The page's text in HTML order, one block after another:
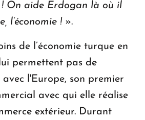
On aide Erdogan là où il
l’économie ! ».
de l’économie turque en
permettent pas de
avec l'Europe, son premier
avec qui elle réalise
extérieur. Durant